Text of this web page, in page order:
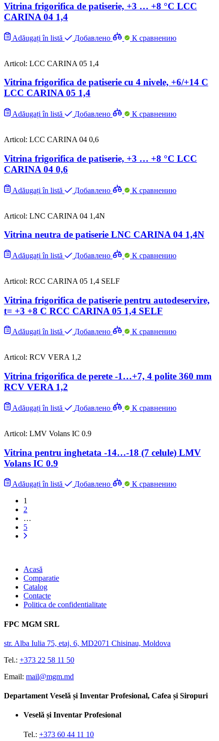
Vitrina frigorifica de patiserie, +3 … +8 °C LCC
CARINA 04 1,4
Adăugați în listă Добавлено К сравнению
Articol: LCC CARINA 05 1,4
Vitrina frigorifica de patiserie cu 4 nivele, +6/+14 C
LCC CARINA 05 1,4
Adăugați în listă Добавлено К сравнению
Articol: LCC CARINA 04 0,6
Vitrina frigorifica de patiserie, +3 … +8 °C LCC
CARINA 04 0,6
Adăugați în listă Добавлено К сравнению
Articol: LNC CARINA 04 1,4N
Vitrina neutra de patiserie LNC CARINA 04 1,4N
Adăugați în listă Добавлено К сравнению
Articol: RCC CARINA 05 1,4 SELF
Vitrina frigorifica de patiserie pentru autodeservire,
t= +3 +8 С RCC CARINA 05 1,4 SELF
Adăugați în listă Добавлено К сравнению
Articol: RCV VERA 1,2
Vitrina frigorifica de perete -1…+7, 4 polite 360 mm
RCV VERA 1,2
Adăugați în listă Добавлено К сравнению
Articol: LMV Volans IC 0.9
Vitrina pentru inghetata -14…-18 (7 celule) LMV
Volans IC 0.9
Adăugați în listă Добавлено
К сравнению
1
2
…
5
Acasă
Comparatie
Catalog
Contacte
Politica de confidentialitate
FPC MGM SRL
str. Alba Iulia 75, etaj. 6, MD2071 Chisinau, Moldova
Tel.: +373 22 58 11 50
Email: mail@mgm.md
Departament Veselă și Inventar Profesional, Cafea și Siropuri
Veselă și Inventar Profesional
Tel.: +373 60 44 11 10